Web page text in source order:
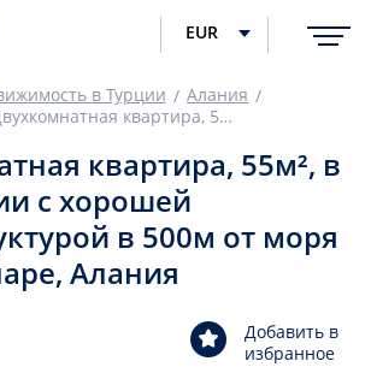
EUR
в Турции
Алания
Двухкомнатная квартира, 55м², в резиденции с хорошей инфраструктурой в 500м от моря в Махмутларе, Алания
квартира, 55м², в
с хорошей
в 500м от моря
Алания
Добавить в
избранное